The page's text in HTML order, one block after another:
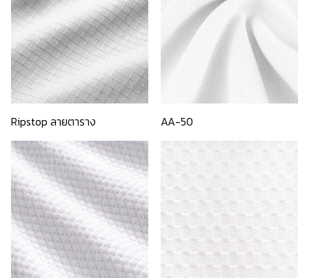
Ripstop ลายตาราง AA-50